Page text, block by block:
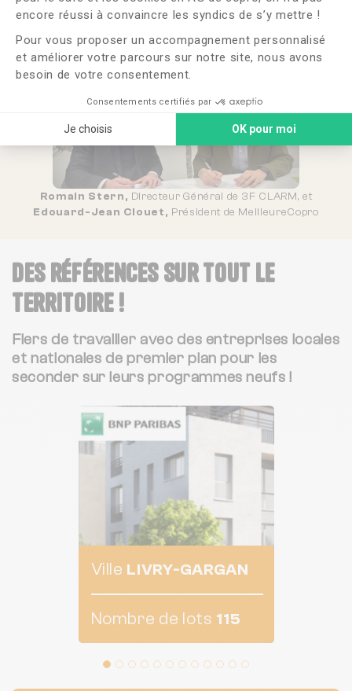
encore réussi à convaincre les syndics de s’y mettre !
Pour vous proposer un accompagnement personnalisé
et améliorer votre parcours sur notre site, nous avons
besoin de votre consentement.
Consentements certifiés par
Je choisis OK pour moi
Romain Stern, Directeur Général de 3F CLARM, et
Edouard-Jean Clouet, Président de MeilleureCopro
Des référencessur tout le
territoire !
Fiers de travailler avec des entreprises locales
et nationales de premier plan pour les
seconder sur leurs programmes neufs !
Ville LIVRY-GARGAN
Nombre de lots 115